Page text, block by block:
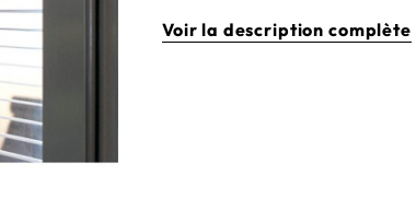
Voir la description complète